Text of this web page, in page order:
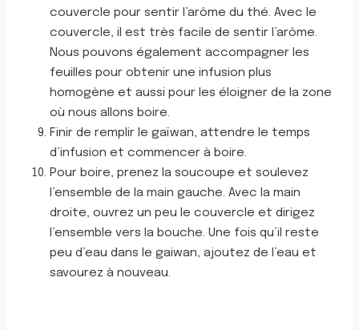
couvercle pour sentir l’arôme du thé. Avec le
couvercle, il est très facile de sentir l’arôme.
Nous pouvons également accompagner les
feuilles pour obtenir une infusion plus
homogène et aussi pour les éloigner de la zone
où nous allons boire.
Finir de remplir le gaïwan, attendre le temps
d’infusion et commencer à boire.
Pour boire, prenez la soucoupe et soulevez
l’ensemble de la main gauche. Avec la main
droite, ouvrez un peu le couvercle et dirigez
l’ensemble vers la bouche. Une fois qu’il reste
peu d’eau dans le gaiwan, ajoutez de l’eau et
savourez à nouveau.